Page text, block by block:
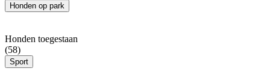
Honden op park
Honden toegestaan
(58)
Sport